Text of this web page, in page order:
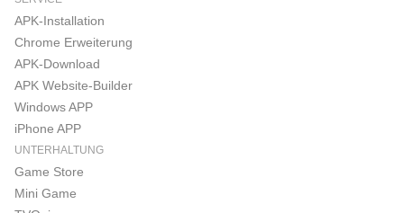
APK-Installation
Chrome Erweiterung
APK-Download
APK Website-Builder
Windows APP
iPhone APP
UNTERHALTUNG
Game Store
Mini Game